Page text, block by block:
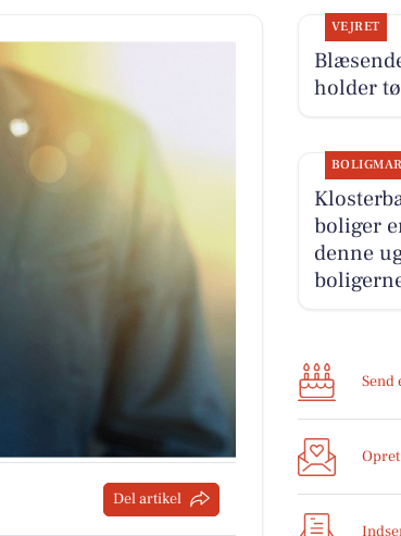
Del artikel
VEJRET
holder
boliger
denne
Send